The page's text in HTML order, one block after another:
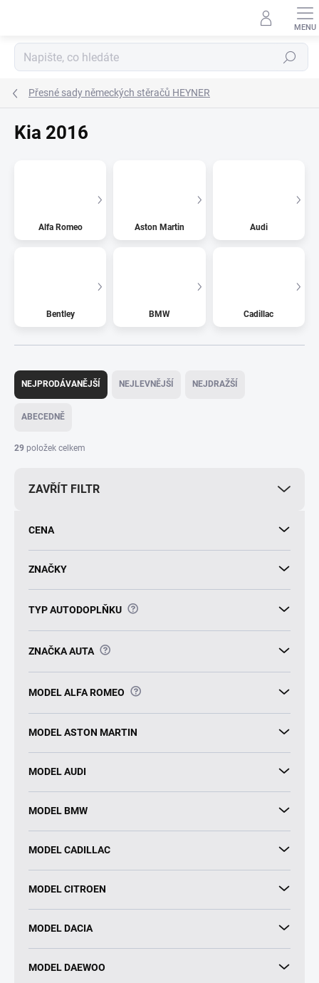
Hledat
Přesné sady německých stěračů HEYNER
Kia 2016
Alfa Romeo Aston Martin Audi
Bentley BMW Cadillac
Ř
z
í
NEJPRODÁVANĚJŠÍ NEJLEVNĚJŠÍ NEJDRAŽŠÍ
ABECEDNĚ
29 položek celkem
ZAVŘÍT FILTR
CENA
ZNAČKY
TYP AUTODOPLŇKU ?
ZNAČKA AUTA ?
MODEL ALFA ROMEO ?
MODEL ASTON MARTIN
MODEL AUDI
MODEL BMW
MODEL CADILLAC
MODEL CITROEN
MODEL DACIA
MODEL DAEWOO